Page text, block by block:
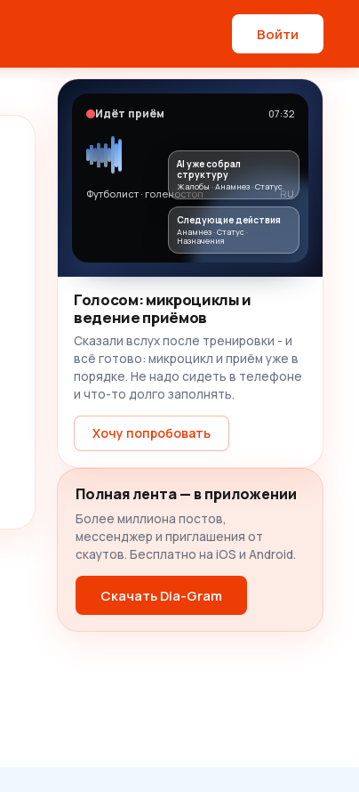
Войти
Идёт приём 07:32
Футболист · голеностоп RU
AI уже собрал
структуру
Жалобы · Анамнез · Статус
Следующие действия
Анамнез · Статус ·
Назначения
Голосом: микроциклы и
ведение приёмов
Сказали вслух после тренировки - и
всё готово: микроцикл и приём уже в
порядке. Не надо сидеть в телефоне
и что-то долго заполнять.
Хочу попробовать
Полная лента — в приложении
Более миллиона постов,
мессенджер и приглашения от
скаутов. Бесплатно на iOS и Android.
Скачать Dia-Gram